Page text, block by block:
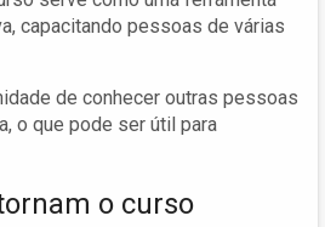
capacitando pessoas de várias
de conhecer outras pessoas
o que pode ser útil para
o curso